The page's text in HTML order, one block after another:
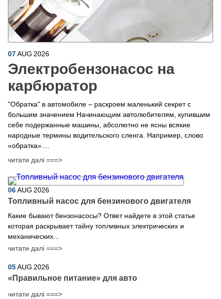
07AUG 2026
Электробензонасос на
карбюратор
"Обратка" в автомобиле – раскроем маленький секрет с
большим значением Начинающим автолюбителям, купившим
себе подержанные машины, абсолютно не ясны всякие
народные термины водительского сленга. Например, слово
«обратка»....
читати далі ===>
06AUG 2026
Топливный насос для бензинового двигателя
Какие бывают бензонасосы? Ответ найдете в этой статье
которая раскрывает тайну топливных электрических и
механических...
читати далі ===>
05AUG 2026
​«Правильное питание» для авто
читати далі ===>